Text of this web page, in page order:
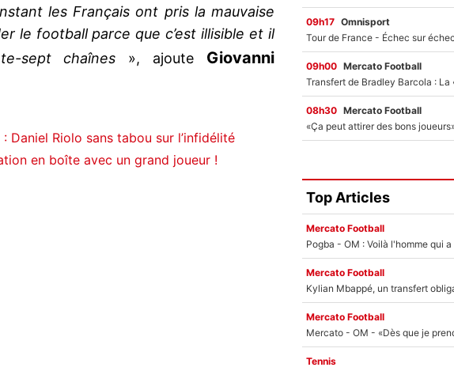
les Français ont pris la mauvaise
le football parce que c’est illisible et il
sept chaînes », ajoute Giovanni
Daniel Riolo sans tabou sur l’infidélité
en boîte avec un grand joueur !
09h17 Omnisport
09h00 Mercato Football
08h30 Mercato Football
Top Articles
Mercato Football
Pogba - OM : Voilà l'homme qui
Mercato Football
Kylian Mbappé, un transfert
Mercato Football
Tennis